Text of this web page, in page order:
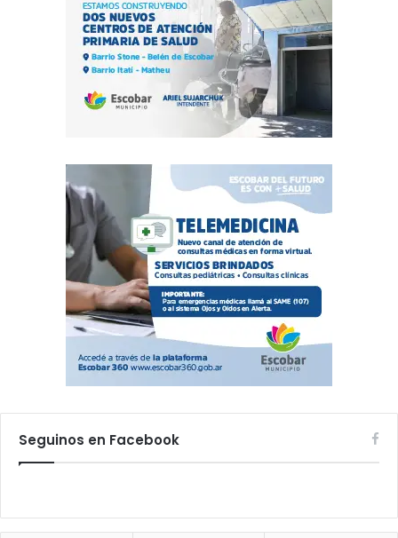
Seguinos en Facebook